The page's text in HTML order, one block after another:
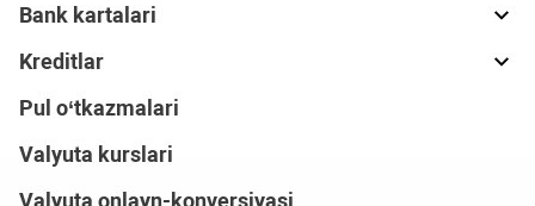
Bank kartalari
Kreditlar
Pul o‘tkazmalari
Valyuta kurslari
Valyuta onlayn-konversiyasi